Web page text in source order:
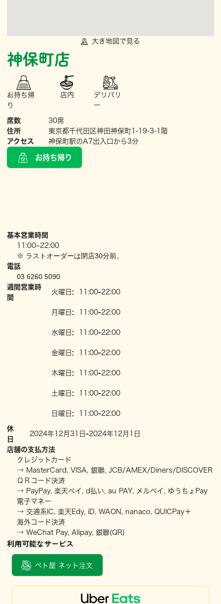
大き地図で見る
神保町店
お持ち帰
り
店内
デリバリ
ー
席数
30席
住所
東京都千代田区神田神保町1-19-3-1階
アクセス
神保町駅のA7出入口から3分
お持ち帰り
利用可能なサービス
ベト屋 ネット注文
基本営業時間
11:00~22:00
※ ラストオーダーは閉店30分前。
電話
03 6260 5090
週間営業時
間
火曜日 : 11:00-22:00
月曜日 : 11:00-22:00
水曜日 : 11:00-22:00
金曜日 : 11:00-22:00
木曜日 : 11:00-22:00
土曜日 : 11:00-22:00
日曜日 : 11:00-22:00
休
日
2024年12月31日-2024年12月1日
店舗の支払方法
クレジットカード
→ MasterCard, VISA, 銀聯, JCB/AMEX/Diners/DISCOVER
ＱＲコード決済
→ PayPay, 楽天ペイ, d払い, au PAY, メルペイ, ゆうちょPay
電子マネー
→ 交通系IC, 楽天Edy, iD, WAON, nanaco, QUICPay＋
海外コード決済
→ WeChat Pay, Alipay, 銀聯(QR)